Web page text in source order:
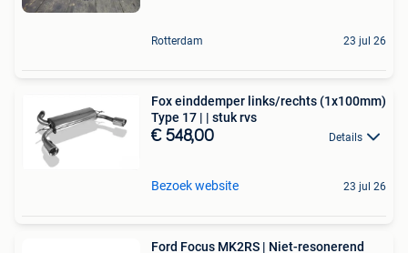
Rotterdam 23 jul 26
Fox einddemper links/rechts (1x100mm)
Type 17 | | stuk rvs
€ 548,00 Details
Bezoek website 23 jul 26
Ford Focus MK2RS | Niet-resonerend